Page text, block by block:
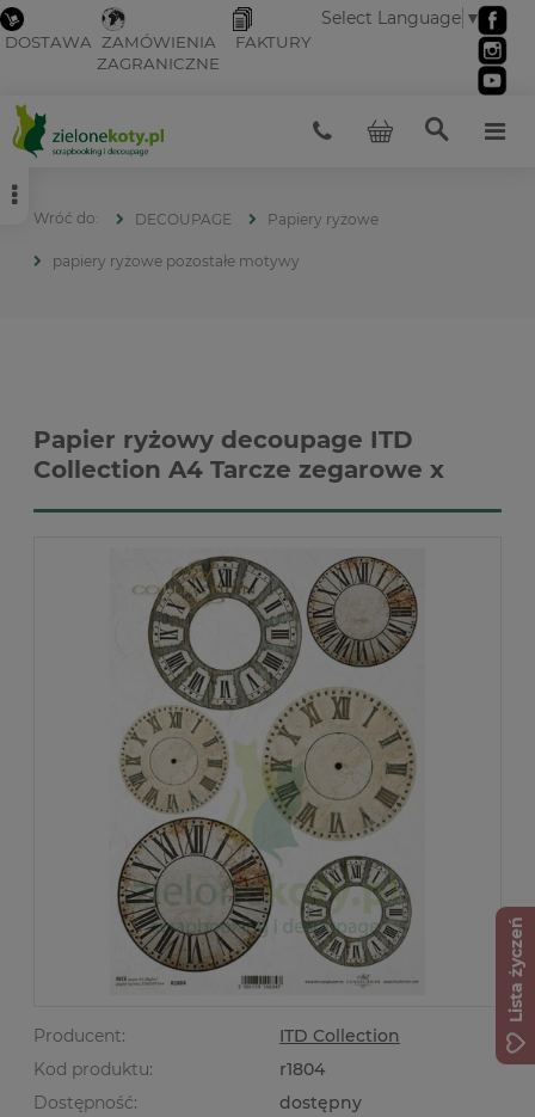
DOSTAWA ZAMÓWIENIA
ZAGRANICZNE
FAKTURY
Select Language ▼
DECOUPAGE Papiery ryżowe
papiery ryżowe pozostałe motywy
Papier ryżowy decoupage ITD
Collection A4 Tarcze zegarowe x
Producent:
ITD Collection
Kod produktu:
r1804
Dostępność:
dostępny
Lista życzeń